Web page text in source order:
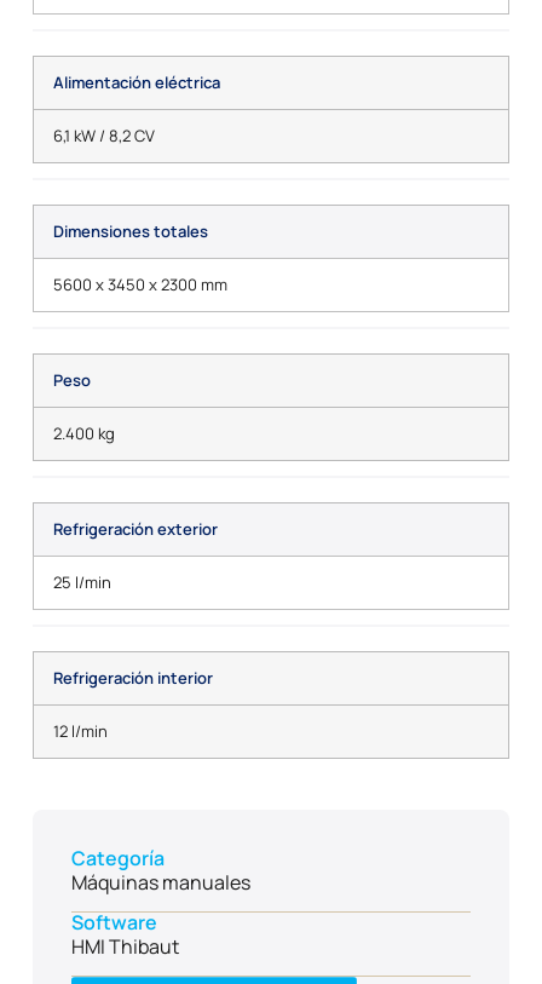
Alimentación eléctrica
6,1 kW / 8,2 CV
Dimensiones totales
5600 x 3450 x 2300 mm
Peso
2.400 kg
Refrigeración exterior
25 l/min
Refrigeración interior
12 l/min
Categoría
Máquinas manuales
Software
HMI Thibaut